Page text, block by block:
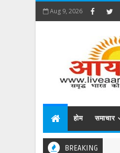
Aug 9, 2026
होम समाचार
BREAKING